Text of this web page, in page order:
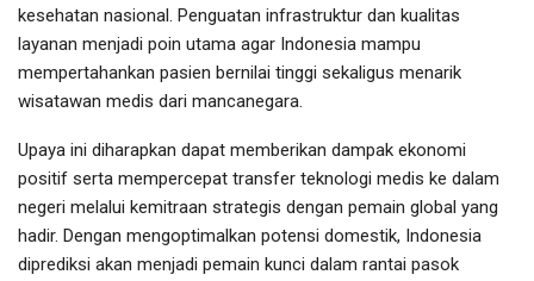
kesehatan nasional. Penguatan infrastruktur dan kualitas
layanan menjadi poin utama agar Indonesia mampu
mempertahankan pasien bernilai tinggi sekaligus menarik
wisatawan medis dari mancanegara.
Upaya ini diharapkan dapat memberikan dampak ekonomi
positif serta mempercepat transfer teknologi medis ke dalam
negeri melalui kemitraan strategis dengan pemain global yang
hadir. Dengan mengoptimalkan potensi domestik, Indonesia
diprediksi akan menjadi pemain kunci dalam rantai pasok